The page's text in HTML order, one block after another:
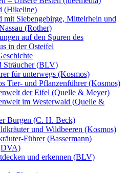
(Hikeline)
mit Siebengebirge, Mittelrhein und
(Rother)
auf den Spuren des
in der Osteifel
Sträucher (BLV)
für unterwegs (Kosmos)
Tier- und Pflanzenführer (Kosmos)
der Eifel (Quelle & Meyer)
im Westerwald (Quelle &
Burgen (C. H. Beck)
und Wildbeeren (Kosmos)
Führer (Bassermann)
und erkennen (BLV)